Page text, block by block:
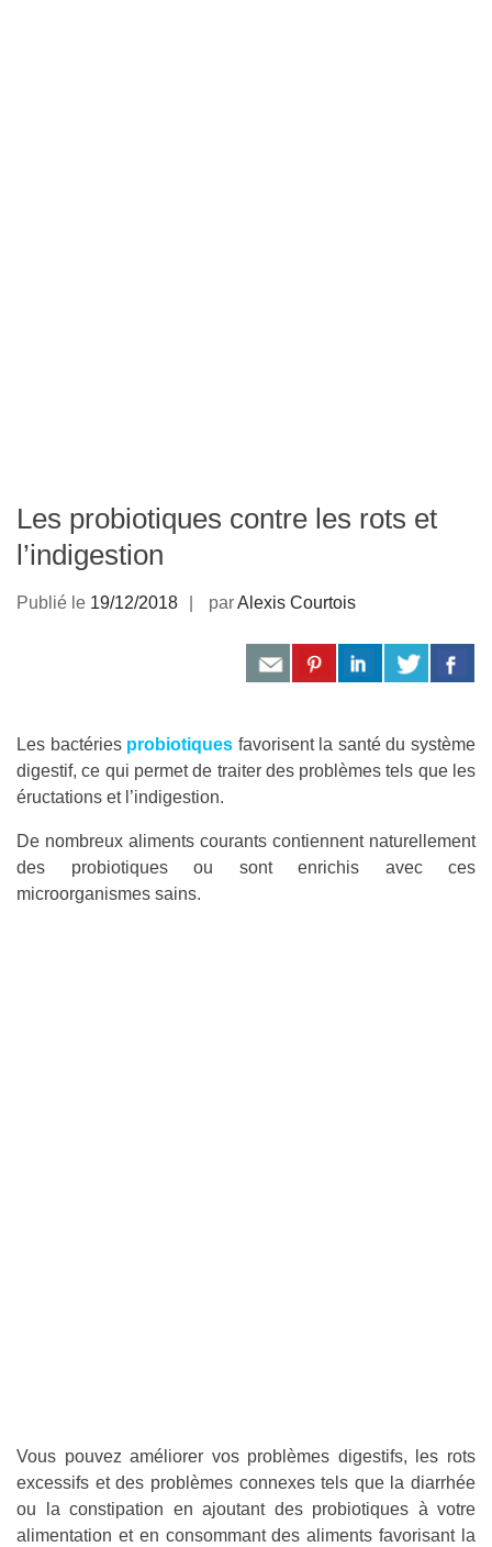
Les probiotiques contre les rots et
l’indigestion
Publié le 19/12/2018 parAlexis Courtois
Les bactéries probiotiques favorisent la santé du système
digestif, ce qui permet de traiter des problèmes tels que les
éructations et l’indigestion.
De nombreux aliments courants contiennent naturellement
des probiotiques ou sont enrichis avec ces
microorganismes sains.
Vous pouvez améliorer vos problèmes digestifs, les rots
excessifs et des problèmes connexes tels que la diarrhée
ou la constipation en ajoutant des probiotiques à votre
alimentation et en consommant des aliments favorisant la